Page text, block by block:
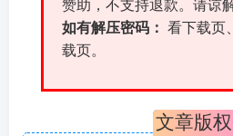
赞助，不支持退款。请谅
如有解压密码： 看下载页
载页。
文章版